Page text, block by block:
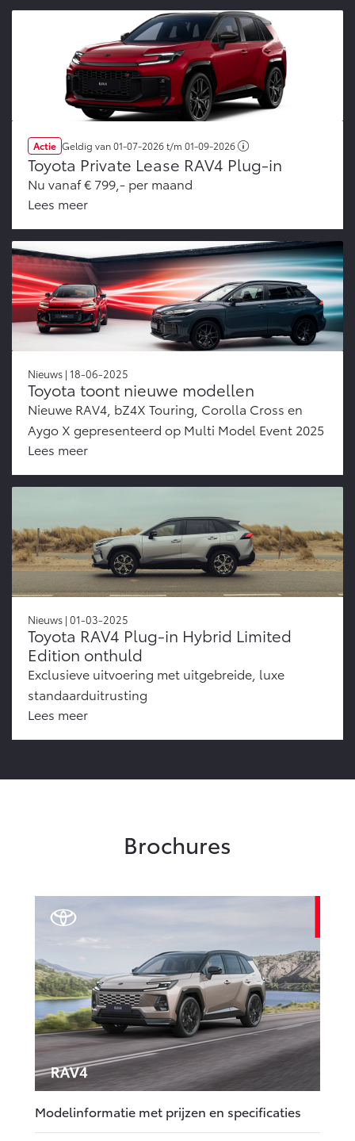
Actie Geldig van01-07-2026t/m 01-09-2026
Toyota Private Lease RAV4 Plug-in
Nu vanaf € 799,- per maand
Lees meer
Nieuws | 18-06-2025
Toyota toont nieuwe modellen
Nieuwe RAV4, bZ4X Touring, Corolla Cross en
Aygo X gepresenteerd op Multi Model Event 2025
Lees meer
Nieuws | 01-03-2025
Toyota RAV4 Plug-in Hybrid Limited
Edition onthuld
Exclusieve uitvoering met uitgebreide, luxe
standaarduitrusting
Lees meer
Brochures
Modelinformatie met prijzen en specificaties